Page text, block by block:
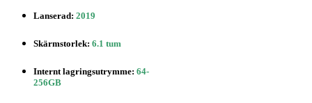
Lanserad: 2019
Skärmstorlek: 6.1 tum
Internt lagringsutrymme: 64-
256GB